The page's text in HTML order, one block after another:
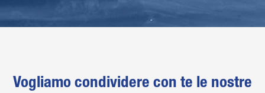
Vogliamo condividere con te le nostre